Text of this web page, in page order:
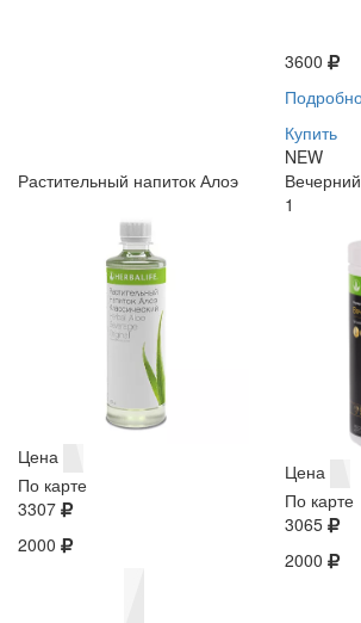
3600
Купить
NEW
Растительный напиток Алоэ
Цена
По карте
3307
2000
1
Цена
По карте
3065
2000